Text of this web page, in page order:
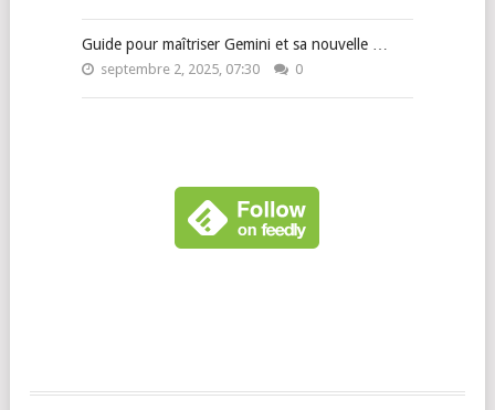
Guide pour maîtriser Gemini et sa nouvelle …
septembre 2, 2025, 07:30 0